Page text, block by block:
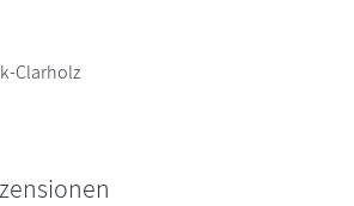
Clarholz